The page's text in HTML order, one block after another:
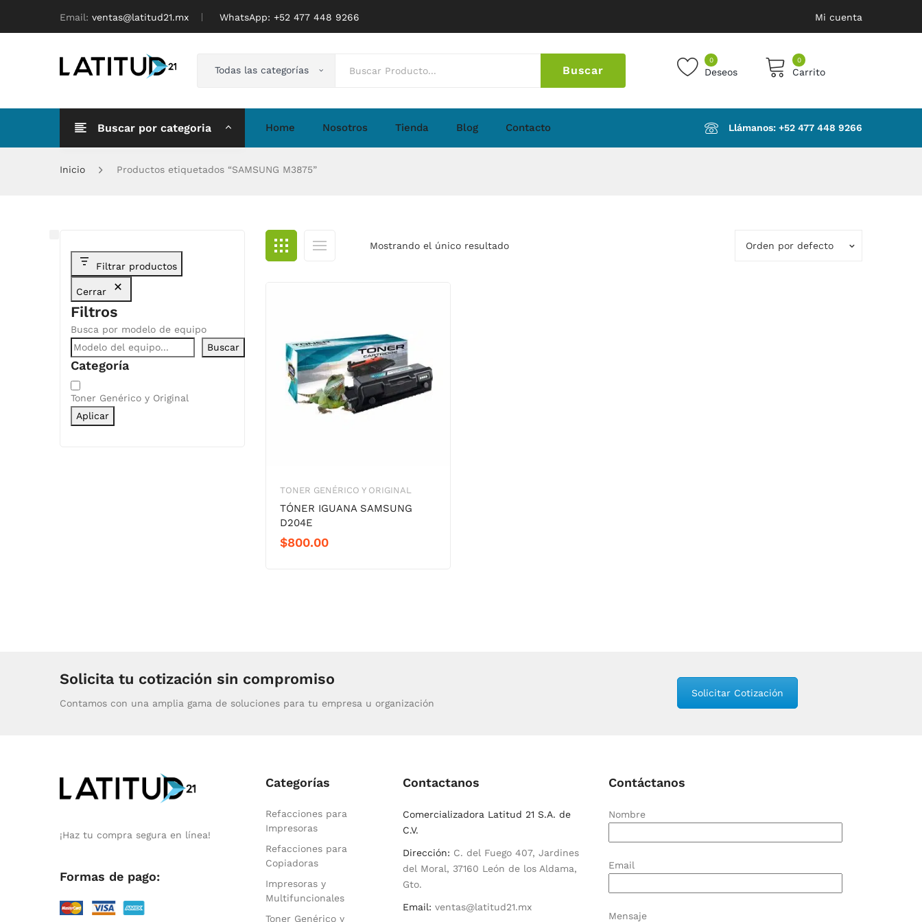
Email: ventas@latitud21.mx WhatsApp: ‪+52 477 448 9266 Mi cuenta
Todas las categorías Buscar
0
Deseos
0
Carrito
No products in the cart.
Buscar por categoria Home Nosotros Tienda Blog Contacto Llámanos: ‪+52 477 448 9266‬
Inicio Productos etiquetados “SAMSUNG M3875”
Mostrando el único resultado Orden por defecto
TONER GENÉRICO Y ORIGINAL
TÓNER IGUANA SAMSUNG
D204E
$800.00
Filtrar productos
Cerrar
Filtros
Busca por modelo de equipo
Buscar
Categoría
Categoría
Toner Genérico y Original
Aplicar
Solicita tu cotización sin compromiso
Contamos con una amplia gama de soluciones para tu empresa u organización
Solicitar Cotización
¡Haz tu compra segura en línea!
Formas de pago:
Categorías
Refacciones para
Impresoras
Refacciones para
Copiadoras
Impresoras y
Multifuncionales
Toner Genérico y
Contactanos
Comercializadora Latitud 21 S.A. de
C.V.
Dirección: C. del Fuego 407, Jardines
del Moral, 37160 León de los Aldama,
Gto.
Email: ventas@latitud21.mx
Contáctanos
Nombre
Email
Mensaje